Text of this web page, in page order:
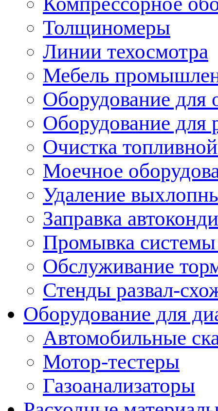
Толщиномеры
Линии техосмотра
Мебель
Оборудование для
Оборудование для
Очистка
Моечное
Удаление
Заправка
Промывка
Обслуживание
Стенды развал-
Оборудование для
Автомобильные
Мотор-тестеры
Газоанализаторы